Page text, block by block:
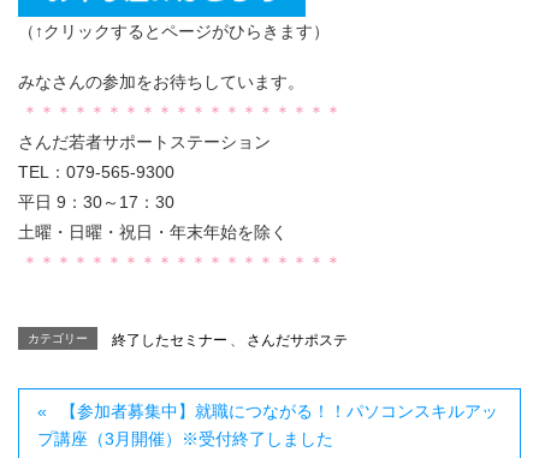
（↑クリックするとページがひらきます）
みなさんの参加をお待ちしています。
＊＊＊＊＊＊＊＊＊＊＊＊＊＊＊＊＊＊＊
さんだ若者サポートステーション
TEL：079-565-9300
平日 9：30～17：30
土曜・日曜・祝日・年末年始を除く
＊＊＊＊＊＊＊＊＊＊＊＊＊＊＊＊＊＊＊
カテゴリー 終了したセミナー さんだサポステ
【参加者募集中】就職につながる！！パソコンスキルアッ
プ講座（3月開催）※受付終了しました